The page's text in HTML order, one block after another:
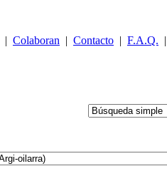
| Colaboran | Contacto | F.A.Q. |